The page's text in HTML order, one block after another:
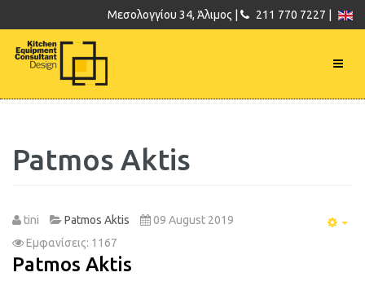
Μεσολογγίου 34, Άλιμος | 211 770 7227 |
Patmos Aktis
tini Patmos Aktis
09 August 2019
Εμφανίσεις: 1167
Patmos Aktis